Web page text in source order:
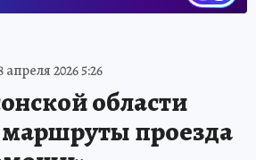
апреля 2026 5:26
области
проезда